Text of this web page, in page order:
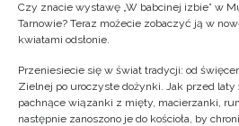
Czy znacie wystawę „W babcinej izbie” w
Tarnowie? Teraz możecie zobaczyć ją w
kwiatami odsłonie.
Przeniesiecie się w świat tradycji: od
Zielnej po uroczyste dożynki. Jak przed laty
pachnące wiązanki z mięty, macierzanki,
następnie zanoszono je do kościoła, by